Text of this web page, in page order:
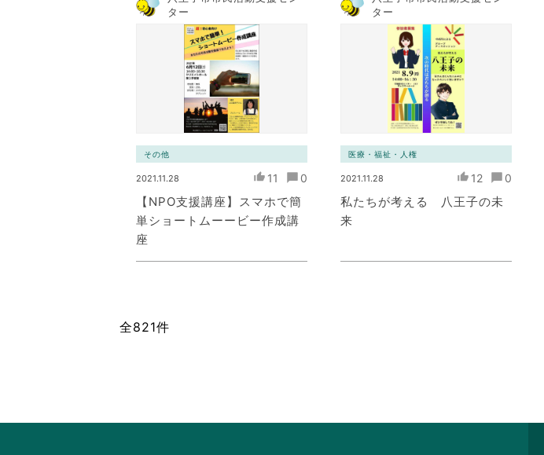
ター
その他
2021.11.28 11 0
【NPO支援講座】スマホで簡
単ショートムーービー作成講
座
ター
医療・福祉・人権
2021.11.28 12 0
私たちが考える 八王子の未
来
全821件